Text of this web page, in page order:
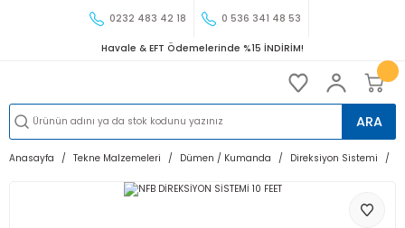
0232 483 42 18 0 536 341 48 53
Havale & EFT Ödemelerinde %15 İNDİRİM!
ARA
Anasayfa Tekne Malzemeleri Dümen / Kumanda Direksiyon Sistemi